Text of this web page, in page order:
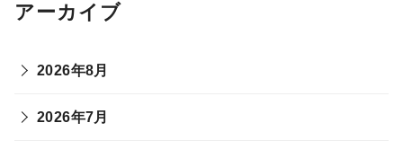
アーカイブ
2026年8月
2026年7月